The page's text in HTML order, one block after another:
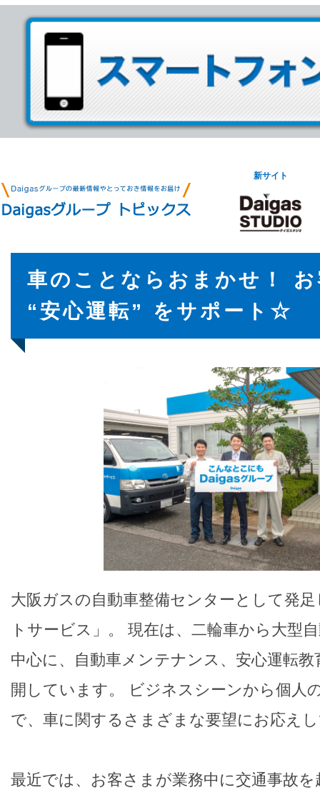
新サイト
車のことならおまかせ！
“安心運転” をサポート☆
大阪ガスの自動車整備センターとして発
トサービス」。 現在は、二輪車から大型
中心に、自動車メンテナンス、安心運転
開しています。 ビジネスシーンから個人
で、車に関するさまざまな要望にお応え
最近では、お客さまが業務中に交通事故